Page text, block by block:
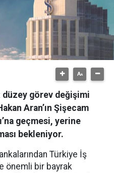
düzey görev değişimi
Aran’ın Şişecam
geçmesi, yerine
bekleniyor.
Türkiye İş
önemli bir bayrak